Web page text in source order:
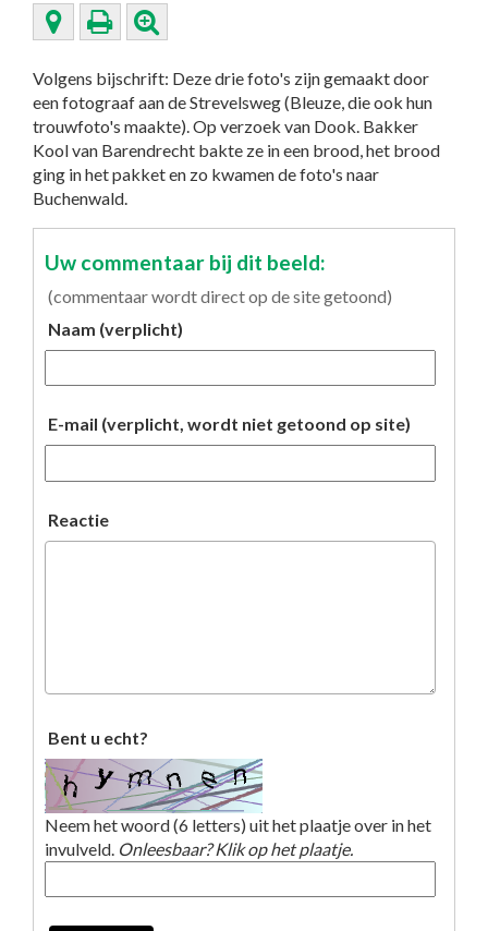
Volgens bijschrift: Deze drie foto's zijn gemaakt door
een fotograaf aan de Strevelsweg (Bleuze, die ook hun
trouwfoto's maakte). Op verzoek van Dook. Bakker
Kool van Barendrecht bakte ze in een brood, het brood
ging in het pakket en zo kwamen de foto's naar
Buchenwald.
Uw commentaar bij dit beeld:
(commentaar wordt direct op de site getoond)
Naam (verplicht)
E-mail (verplicht, wordt niet getoond op site)
Reactie
Bent u echt?
Neem het woord (6 letters) uit het plaatje over in het
invulveld. Onleesbaar? Klik op het plaatje.